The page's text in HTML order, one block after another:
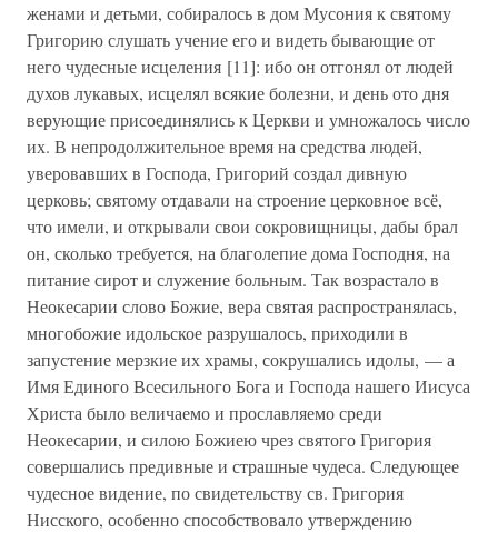
женами и детьми, собиралось в дом Мусония к святому
Григорию слушать учение его и видеть бывающие от
него чудесные исцеления [11]: ибо он отгонял от людей
духов лукавых, исцелял всякие болезни, и день ото дня
верующие присоединялись к Церкви и умножалось число
их. В непродолжительное время на средства людей,
уверовавших в Господа, Григорий создал дивную
церковь; святому отдавали на строение церковное всё,
что имели, и открывали свои сокровищницы, дабы брал
он, сколько требуется, на благолепие дома Господня, на
питание сирот и служение больным. Так возрастало в
Неокесарии слово Божие, вера святая распространялась,
многобожие идольское разрушалось, приходили в
запустение мерзкие их храмы, сокрушались идолы, — а
Имя Единого Всесильного Бога и Господа нашего Иисуса
Христа было величаемо и прославляемо среди
Неокесарии, и силою Божиею чрез святого Григория
совершались предивные и страшные чудеса. Следующее
чудесное видение, по свидетельству св. Григория
Нисского, особенно способствовало утверждению